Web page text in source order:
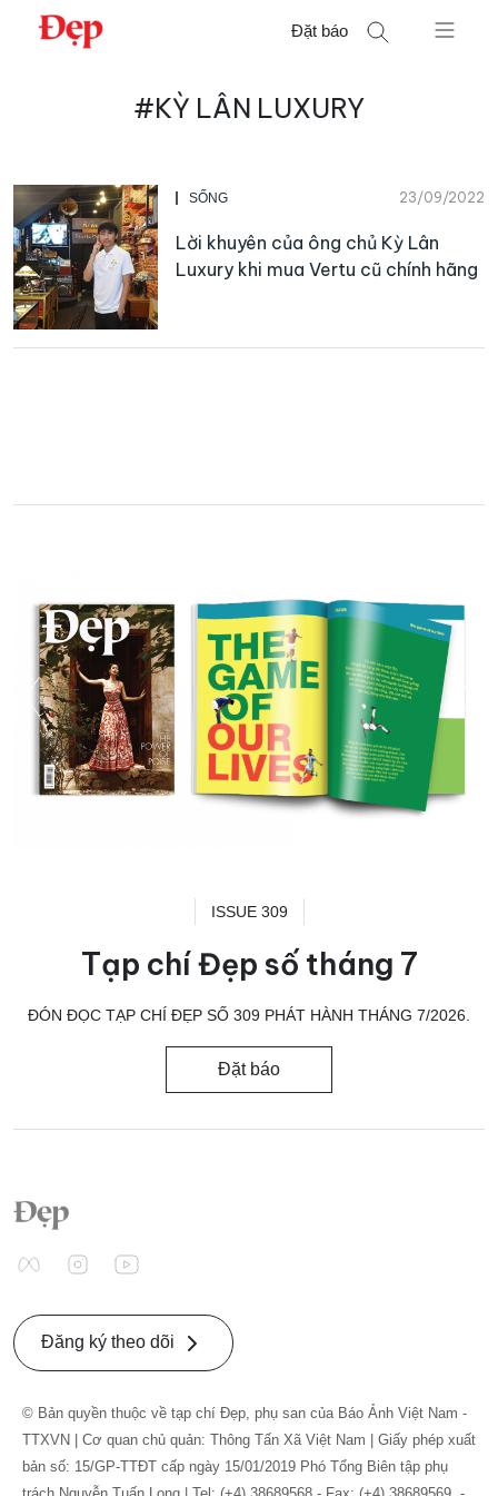
Chuyển
Đặt báo
#KỲ LÂN LUXURY
SỐNG 23/09/2022
Lời khuyên của ông chủ Kỳ Lân
Luxury khi mua Vertu cũ chính hãng
ISSUE 309
Tạp chí Đẹp số tháng 7
ĐÓN ĐỌC TẠP CHÍ ĐẸP SỐ 309 PHÁT HÀNH THÁNG 7/2026.
Đặt báo
Đăng ký theo dõi
© Bản quyền thuộc về tạp chí Đẹp, phụ san của Báo Ảnh Việt Nam -
TTXVN | Cơ quan chủ quản: Thông Tấn Xã Việt Nam | Giấy phép xuất
bản số: 15/GP-TTĐT cấp ngày 15/01/2019 Phó Tổng Biên tập phụ